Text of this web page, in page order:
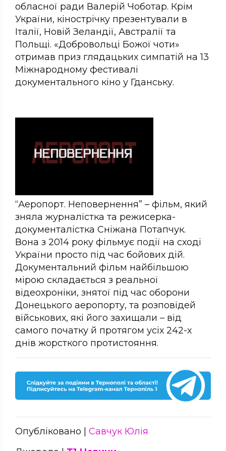
обласної ради Валерій Чоботар. Крім
України, кінострічку презентували в
Італії, Новій Зеландії, Австралії та
Польщі. «Добровольці Божої чоти»
отримав приз глядацьких симпатій на 13
Міжнародному фестивалі
документального кіно у Гданську.
“Аеропорт. Неповернення” – фільм, який
зняла журналістка та режисерка-
документалістка Сніжана Потапчук.
Вона з 2014 року фільмує події на сході
України просто під час бойових дій.
Документальний фільм найбільшою
мірою складається з реальної
відеохроніки, знятої під час оборони
Донецького аеропорту, та розповідей
військових, які його захищали – від
самого початку й протягом усіх 242-х
днів жорсткого протистояння.
Опубліковано | Савчук Юлія